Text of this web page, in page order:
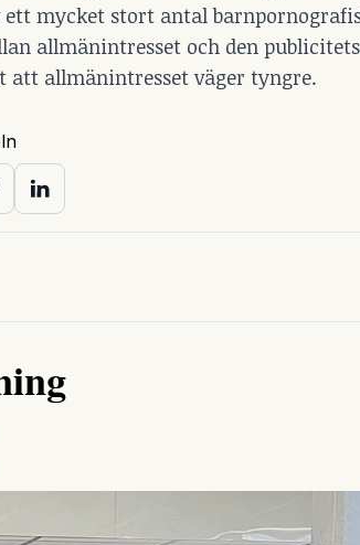
mycket stort antal
allmänintresset och den
att allmänintresset väger tyngre.